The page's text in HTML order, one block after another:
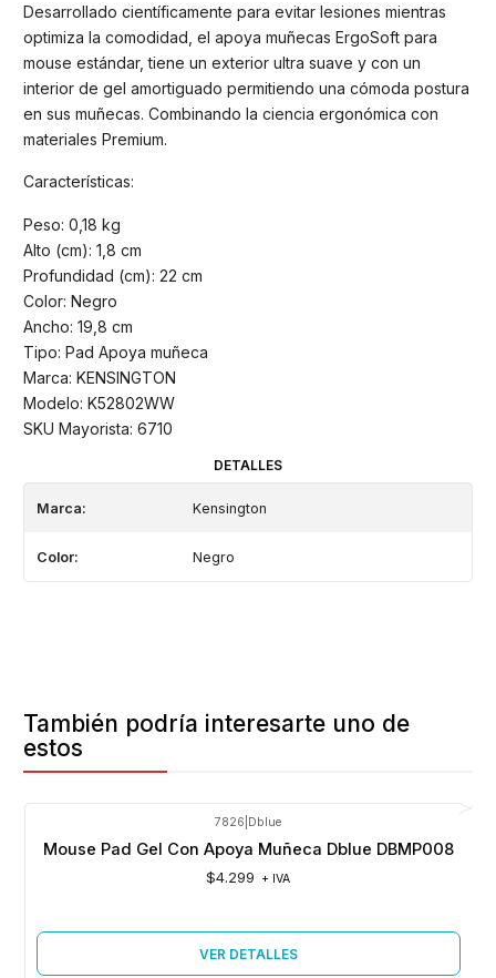
Desarrollado científicamente para evitar lesiones mientras
optimiza la comodidad, el apoya muñecas ErgoSoft para
mouse estándar, tiene un exterior ultra suave y con un
interior de gel amortiguado permitiendo una cómoda postura
en sus muñecas. Combinando la ciencia ergonómica con
materiales Premium.
Características:
Peso: 0,18 kg
Alto (cm): 1,8 cm
Profundidad (cm): 22 cm
Color: Negro
Ancho: 19,8 cm
Tipo: Pad Apoya muñeca
Marca: KENSINGTON
Modelo: K52802WW
SKU Mayorista: 6710
DETALLES
Marca: Kensington
Color: Negro
También podría interesarte uno de
estos
Agotado
7826 Dblue
Mouse Pad Gel Con Apoya Muñeca Dblue DBMP008
$4.299 + IVA
VER DETALLES